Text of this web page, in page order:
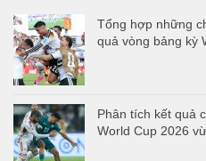
Tổng hợp những
quả vòng bảng kỳ
Phân tích kết quả
World Cup 2026